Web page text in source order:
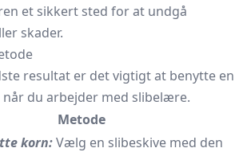
et sikkert sted for at undgå
skader.
resultat er det vigtigt at benytte en
du arbejder med slibelære.
Metode
korn:Vælg en slibeskive med den